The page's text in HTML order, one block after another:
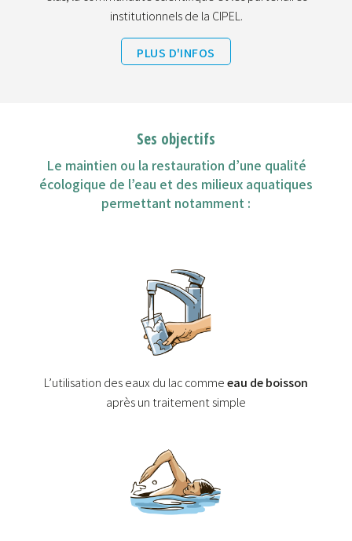
institutionnels de la CIPEL.
PLUS D'INFOS
Ses objectifs
Le maintien ou la restauration d’une qualité
écologique de l’eau et des milieux aquatiques
permettant notamment :
L’utilisation des eaux du lac commeeau de boisson
après un traitement simple